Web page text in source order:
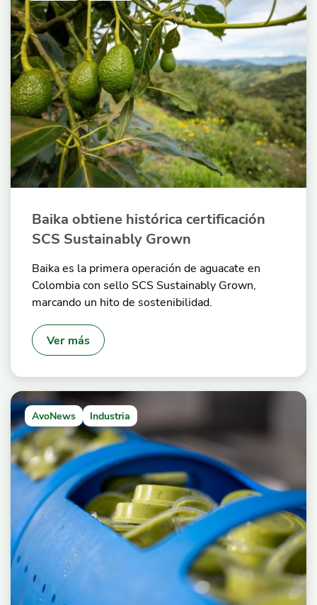
Baika obtiene histórica certificación
SCS Sustainably Grown
Baika es la primera operación de aguacate en
Colombia con sello SCS Sustainably Grown,
marcando un hito de sostenibilidad.
Ver más
AvoNews Industria